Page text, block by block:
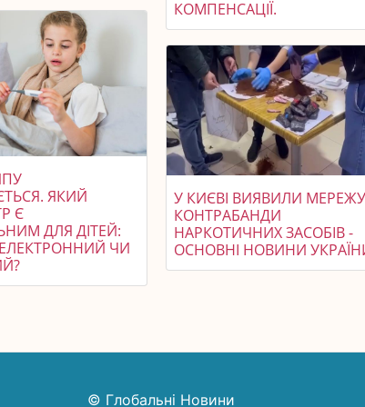
ЯКИЙ
Є
ДЛЯ ДІТЕЙ:
ЧИ
КОМПЕНСАЦІЇ.
У КИЄВІ ВИЯВИЛИ
КОНТРАБАНДИ
НАРКОТИЧНИХ ЗАСОБІВ -
ОСНОВНІ НОВИНИ
© Глобальні Новини